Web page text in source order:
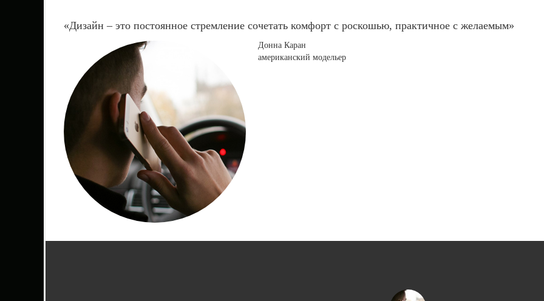
«Дизайн – это постоянное стремление сочетать комфорт с роскошью, практичное с желаемым»
Донна Каран
американский модельер